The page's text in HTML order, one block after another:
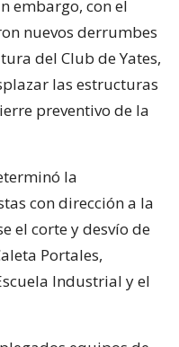
embargo, con el
nuevos derrumbes
del Club de Yates,
las estructuras
preventivo de la
la
con dirección a la
el corte y desvío de
Portales,
Industrial y el